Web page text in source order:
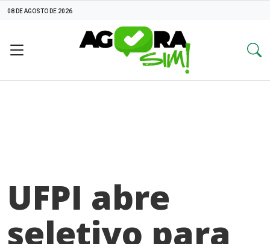
08 DE AGOSTO DE 2026
UFPI abre
seletivo para